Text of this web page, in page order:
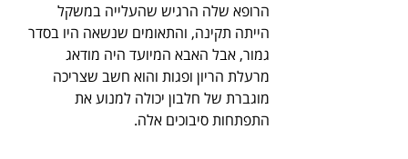
הרופא שלה הרגיש שהעלייה במשקל
הייתה תקינה, והתאומים שנשאה היו בסדר
גמור, אבל האבא המיועד היה מודאג
מרעלת הריון ופגות והוא חשב שצריכה
מוגברת של חלבון יכולה למנוע את
התפתחות סיבוכים אלה.